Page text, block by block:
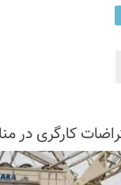
کارگری در